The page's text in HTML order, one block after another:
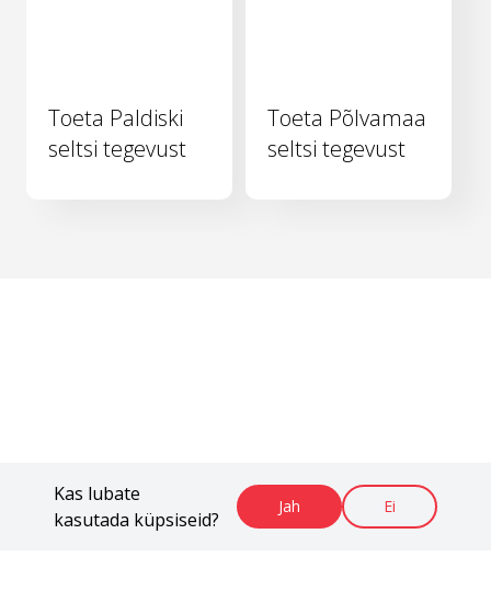
Kas lubate
kasutada küpsiseid?
Jah Ei
Toeta Paldiski
seltsi tegevust
Toeta Põlvamaa
seltsi tegevust